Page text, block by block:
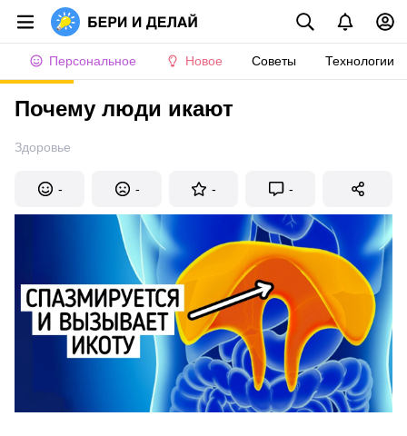
Персональное Новое Советы Технологии
Почему люди икают
Здоровье
- - - -